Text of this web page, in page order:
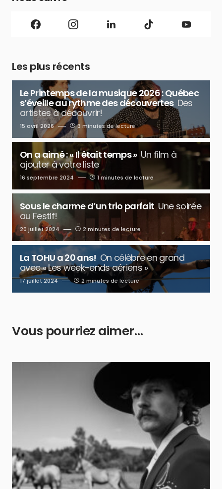
Les plus récents
Le Printemps de la musique 2026 : Québec
s’éveille au rythme des découvertes Des
artistes à découvrir!
15 avril 2026 3 minutes de lecture
On a aimé : « Il était temps » Un film à
ajouter à votre liste
16 septembre 2024 1 minutes de lecture
Sous le charme d’un trio parfait Une soirée
au Festif!
20 juillet 2024 2 minutes de lecture
La TOHU a 20 ans! On célèbre en grand
avec « Les week-ends aériens »
17 juillet 2024 2 minutes de lecture
Vous pourriez aimer…